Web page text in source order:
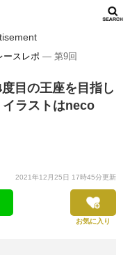
ースレポ ― 第9回
目の王座を目指し
ラストはneco
2021年12月25日 17時45分更新
お気に入り